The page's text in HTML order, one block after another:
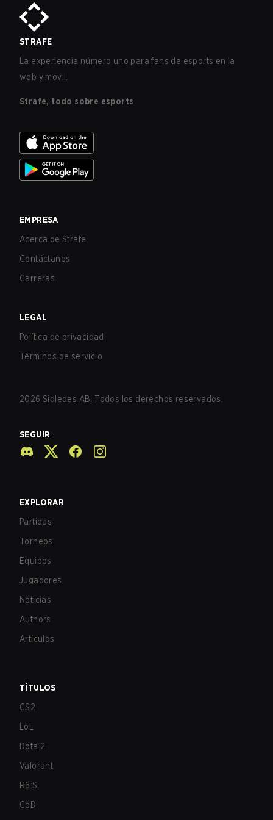
STRAFE
La experiencia número uno para fans de esports en la
web y móvil.
Strafe, todo sobre esports
EMPRESA
Acerca de Strafe
Contáctanos
Carreras
LEGAL
Política de privacidad
Términos de servicio
2026 Sidledes AB. Todos los derechos reservados.
SEGUIR
EXPLORAR
Partidas
Torneos
Equipos
Jugadores
Noticias
Authors
Artículos
TÍTULOS
CS2
LoL
Dota 2
Valorant
R6:S
CoD